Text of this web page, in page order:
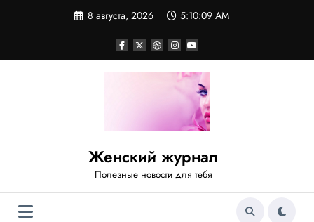
8 августа, 2026 5:10:09 AM
Женский журнал
Полезные новости для тебя